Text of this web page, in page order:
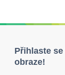
Přihlaste
obraze!